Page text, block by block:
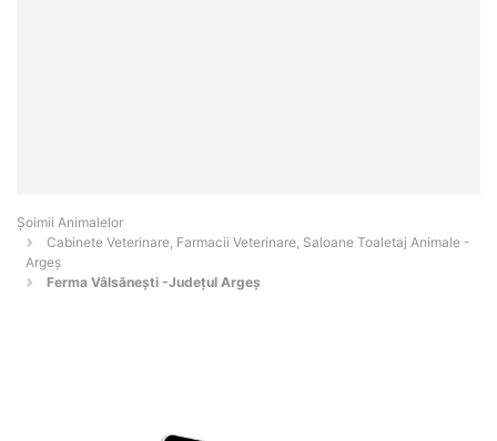
Şoimii Animalelor
Cabinete Veterinare, Farmacii Veterinare, Saloane Toaletaj Animale -
Argeş
Ferma Vâlsănești -Județul Argeș